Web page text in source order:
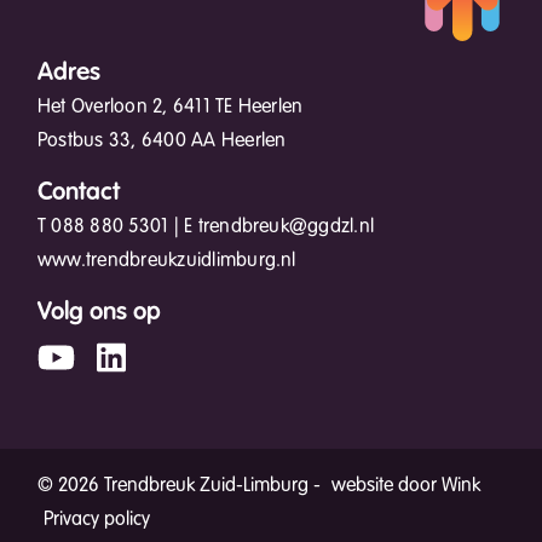
Adres
Het Overloon 2, 6411 TE Heerlen
Postbus 33, 6400 AA Heerlen
Contact
T088 880 5301 | E trendbreuk@ggdzl.nl
www.trendbreukzuidlimburg.nl
Volg ons op
© 2026 Trendbreuk Zuid-Limburg - website door Wink
Privacy policy